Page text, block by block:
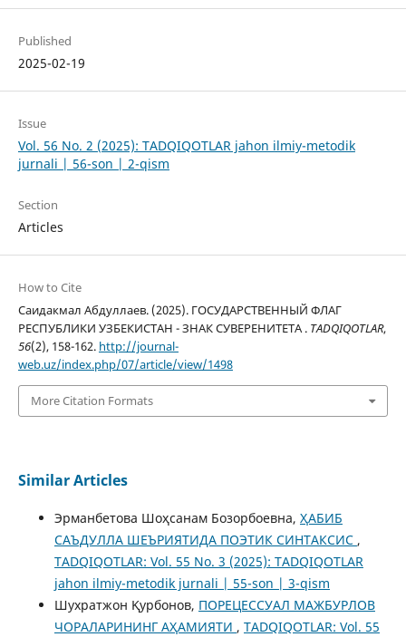
Published
2025-02-19
Issue
Vol. 56 No. 2 (2025): TADQIQOTLAR jahon ilmiy-metodik
jurnali | 56-son | 2-qism
Section
Articles
How to Cite
Саидакмал Абдуллаев. (2025). ГОСУДАРСТВЕННЫЙ ФЛАГ
РЕСПУБЛИКИ УЗБЕКИСТАН - ЗНАК СУВЕРЕНИТЕТА . TADQIQOTLAR,
56(2), 158-162. http://journal-
web.uz/index.php/07/article/view/1498
More Citation Formats
Similar Articles
Эрманбетова Шоҳсанам Бозорбоевна, ҲАБИБ
САЪДУЛЛА ШЕЪРИЯТИДА ПОЭТИК СИНТАКСИС ,
TADQIQOTLAR: Vol. 55 No. 3 (2025): TADQIQOTLAR
jahon ilmiy-metodik jurnali | 55-son | 3-qism
Шухратжон Қурбонов, ПОРЕЦЕССУАЛ МАЖБУРЛОВ
ЧОРАЛАРИНИНГ АҲАМИЯТИ , TADQIQOTLAR: Vol. 55